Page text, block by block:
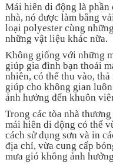
Mái hiên di động là phần
nhà, nó được làm bằng
loại polyester cùng
những vật liệu khác nữa.
Không giống với những
giúp gia đình bạn thoải
nhiên, có thể thu vào,
giúp cho không gian
ảnh hưởng đến khuôn
Trong các tòa nhà
mái hiên di động có thể
cách sử dụng sơn và in
địa chỉ, vừa cung cấp
mưa gió không ảnh